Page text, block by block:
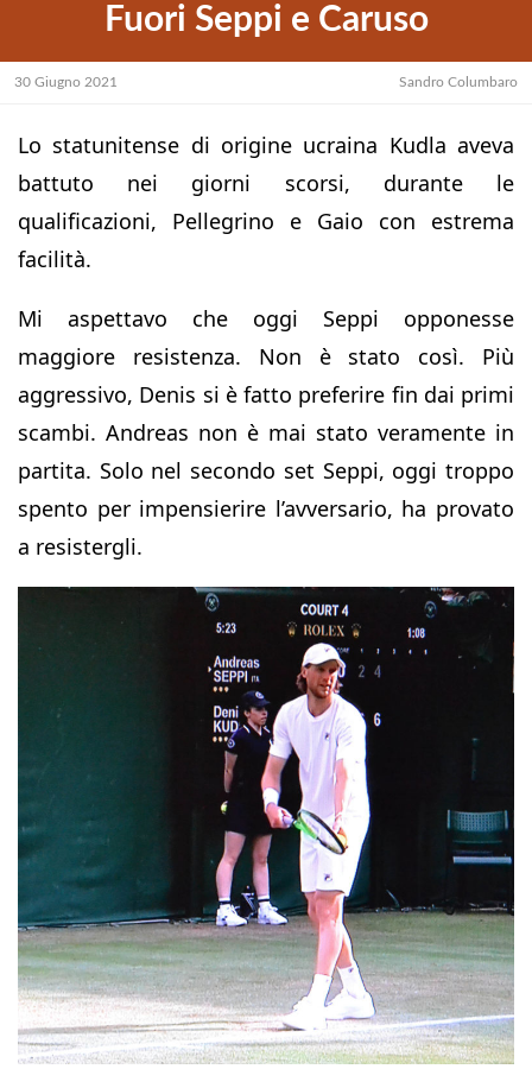
Fuori Seppi e Caruso
30 Giugno 2021 Sandro Columbaro
Lo statunitense di origine ucraina Kudla aveva
battuto nei giorni scorsi, durante le
qualificazioni, Pellegrino e Gaio con estrema
facilità.
Mi aspettavo che oggi Seppi opponesse
maggiore resistenza. Non è stato così. Più
aggressivo, Denis si è fatto preferire fin dai primi
scambi. Andreas non è mai stato veramente in
partita. Solo nel secondo set Seppi, oggi troppo
spento per impensierire l’avversario, ha provato
a resistergli.